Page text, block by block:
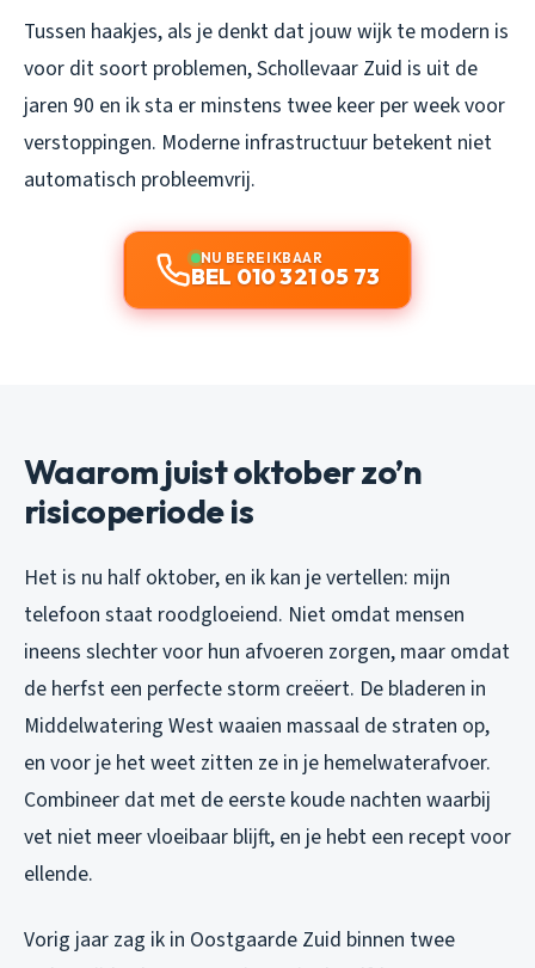
Tussen haakjes, als je denkt dat jouw wijk te modern is
voor dit soort problemen, Schollevaar Zuid is uit de
jaren 90 en ik sta er minstens twee keer per week voor
verstoppingen. Moderne infrastructuur betekent niet
automatisch probleemvrij.
NU BEREIKBAAR
BEL 010 321 05 73
Waarom juist oktober zo’n
risicoperiode is
Het is nu half oktober, en ik kan je vertellen: mijn
telefoon staat roodgloeiend. Niet omdat mensen
ineens slechter voor hun afvoeren zorgen, maar omdat
de herfst een perfecte storm creëert. De bladeren in
Middelwatering West waaien massaal de straten op,
en voor je het weet zitten ze in je hemelwaterafvoer.
Combineer dat met de eerste koude nachten waarbij
vet niet meer vloeibaar blijft, en je hebt een recept voor
ellende.
Vorig jaar zag ik in Oostgaarde Zuid binnen twee